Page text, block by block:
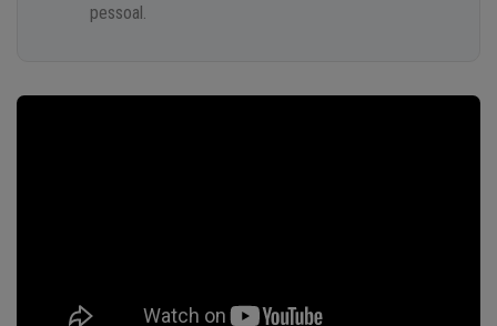
pessoal.